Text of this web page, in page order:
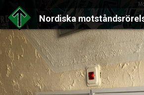
Nordiska
Skip
to
content